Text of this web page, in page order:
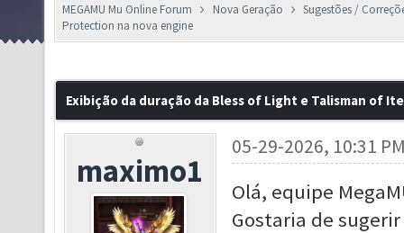
MEGAMU Mu Online Forum Nova Geração
Sugestões /
Protection na nova engine
Exibição da duração da Bless of Light e Talisman of
maximo1
05-29-2026, 10:31
Olá, equipe
Gostaria de